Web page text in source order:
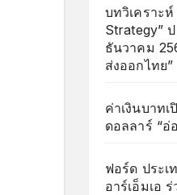
บทวิเคราะ
Strategy”
ธันวาคม
ส่งออกไทย”
ค่าเงินบาทเ
ดอลลาร์ “อ่
ฟอร์ด ประเ
อาร์เอ็มเอ